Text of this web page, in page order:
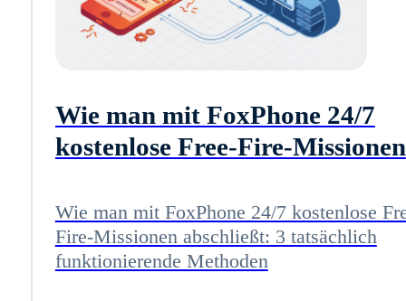
Wie man mit FoxPhone 24/7
kostenlose Free-Fire-Missionen
funktionierende Methoden
Wie man mit FoxPhone 24/7 kostenlose
Fire-Missionen abschließt: 3 tatsächlich
funktionierende Methoden